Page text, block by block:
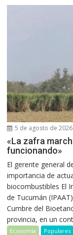
5 de agosto de 2026
«La zafra
funcionando»
El gerente general
importancia de
biocombustibles El
de Tucumán
Cumbre del
provincia, en un
Economía Populares